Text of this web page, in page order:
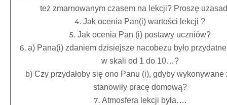
też zmarnowanym czasem na lekcji? Proszę
Jak ocenia Pan(i) wartości lekcji ?
Jak ocenia Pan (i) postawy uczniów?
a) Pana(i) zdaniem dzisiejsze nacobezu było
w skali od 1 do 10…?
b) Czy przydałoby się ono Panu (i), gdyby wykonywane
stanowiły pracę domową?
Atmosfera lekcji była….